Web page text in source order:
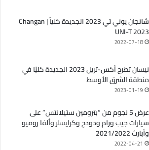
شانجان يوني تي 2023 الجديدة كلياً | Changan
UNI-T 2023
2022-07-18
نيسان تطرح أكس-تريل 2023 الجديدة كليًا في
منطقة الشرق الأوسط
2023-01-19
عرض 5 نجوم من “بترومين ستيلانتس” على
سيارات جيب ورام ودودج وكرايسلر وألفا روميو
وأبارث 2021/2022
2022-04-21